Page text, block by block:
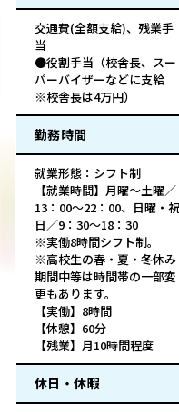
交通費(全額支給)、残業手
当
●役割手当（校舎長、スー
パーバイザーなどに支給
※校舎長は4万円）
勤務時間
就業形態：シフト制
【就業時間】月曜〜土曜／
13：00〜22：00、日曜・祝
日／9：30〜18：30
※実働8時間シフト制。
※高校生の春・夏・冬休み
期間中等は時間帯の一部変
更もあります。
【実働】8時間
【休憩】60分
【残業】月10時間程度
休日・休暇